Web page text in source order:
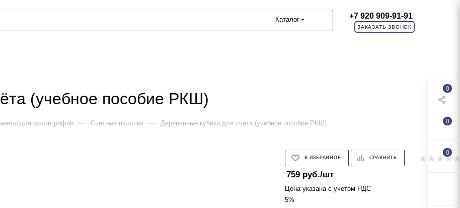
Каталог +7 920 909-91-91
ЗАКАЗАТЬ ЗВОНОК
(учебное пособие РКШ)
для каллиграфии — Счетные палочки — Деревянные кубики для счёта (учебное пособие РКШ)
В ИЗБРАННОЕ СРАВНИТЬ
759руб./шт
Цена указана с учетом НДС
5%
0
0
0